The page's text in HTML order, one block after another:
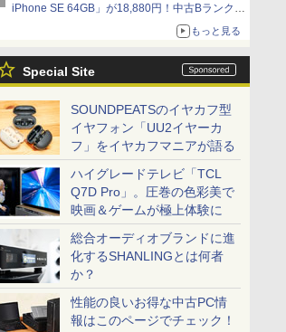
iPhone SE 64GB」が18,880円！中古Bランク品
もっと見る
Special Site
SOUNDPEATSのイヤカフ型
イヤフォン「UU2イヤーカ
フ」をイヤカフマニアが語る
ハイグレードテレビ「TCL
Q7D Pro」。圧巻の色彩美で
映画＆ゲームが極上体験に
総合オーディオブランドに進
化するSHANLINGとは何者
か？
性能の良いお得な中古PC情
報はこのページでチェック！